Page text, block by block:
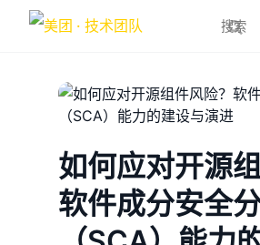
如何应对开源
软件成分安全